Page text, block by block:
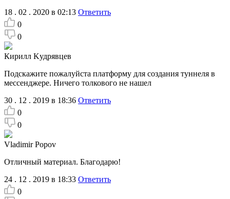
18 . 02 . 2020 в 02:13 Ответить
0
0
Кирилл Κудрявцев
Подскажите пожалуйста платформу для создания туннеля в
мессенджере. Ничего толкового не нашел
30 . 12 . 2019 в 18:36 Ответить
0
0
Vladimir Popov
Отличный материал. Благодарю!
24 . 12 . 2019 в 18:33 Ответить
0